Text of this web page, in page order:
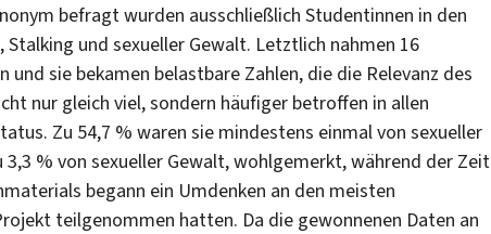
befragt wurden ausschließlich Studentinnen in den
und sexueller Gewalt. Letztlich nahmen 16
sie bekamen belastbare Zahlen, die die Relevanz des
nur gleich viel, sondern häufiger betroffen in allen
Zu 54,7 % waren sie mindestens einmal von sexueller
% von sexueller Gewalt, wohlgemerkt, während der Zeit
begann ein Umdenken an den meisten
teilgenommen hatten. Da die gewonnenen Daten an